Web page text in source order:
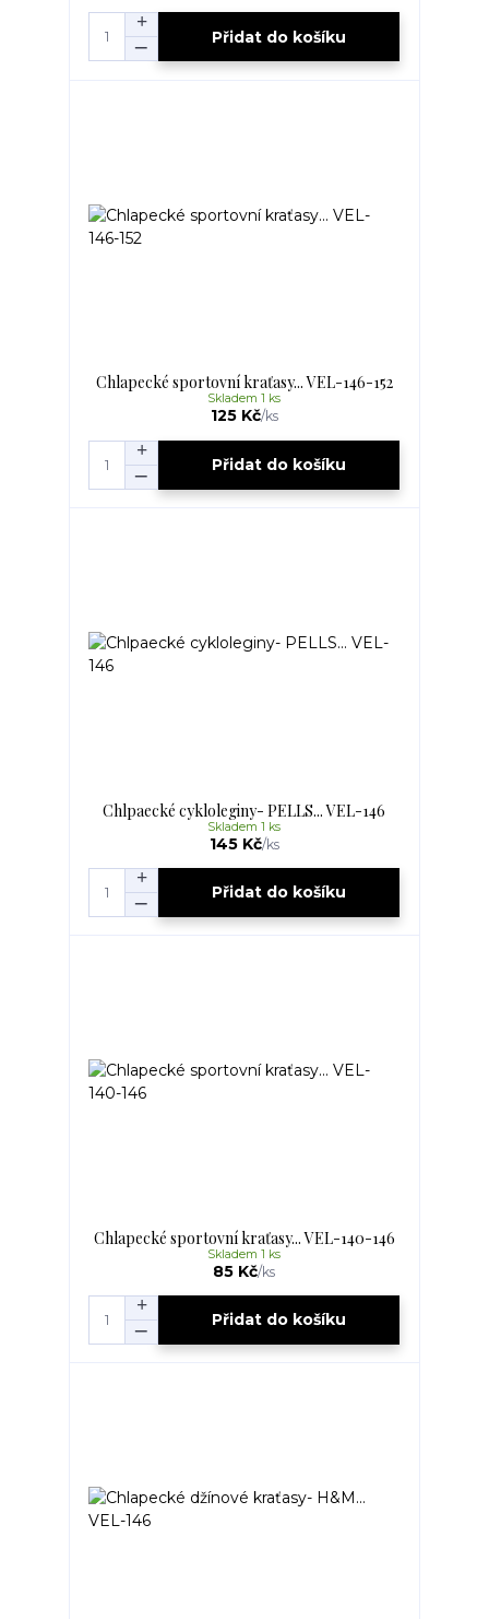
Přidat do košíku
Chlapecké sportovní kraťasy... VEL-146-152
125 Kč/ks
Skladem 1 ks
Přidat do košíku
Chlpaecké cykloleginy- PELLS... VEL-146
145 Kč/ks
Skladem 1 ks
Přidat do košíku
Chlapecké sportovní kraťasy... VEL-140-146
85 Kč/ks
Skladem 1 ks
Přidat do košíku